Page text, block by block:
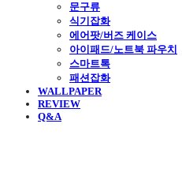
문구류
식기잡화
에어팟/버즈 케이스
아이패드/노트북 파우치
스마트톡
패션잡화
WALLPAPER
REVIEW
Q&A